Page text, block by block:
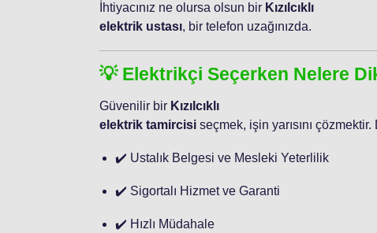
İhtiyacınız ne olursa olsun bir Kızılcıklı
elektrik ustası, bir telefon uzağınızda.
💡 Elektrikçi Seçerken Nelere
Güvenilir bir Kızılcıklı
elektrik tamircisi seçmek, işin yarısını
✔️ Ustalık Belgesi ve Mesleki Yeterlilik
✔️ Sigortalı Hizmet ve Garanti
✔️ Hızlı Müdahale